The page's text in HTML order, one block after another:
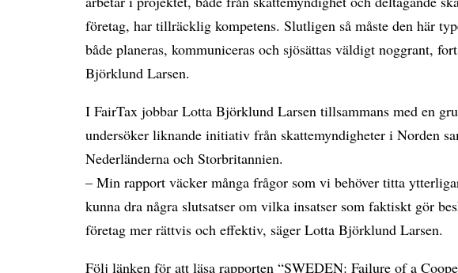
företag, har tillräcklig kompetens. Slutligen så måste den här
både planeras, kommuniceras och sjösättas väldigt noggrant,
Björklund Larsen.
I FairTax jobbar Lotta Björklund Larsen tillsammans med en
undersöker liknande initiativ från skattemyndigheter i Norden
Nederländerna och Storbritannien.
– Min rapport väcker många frågor som vi behöver titta
kunna dra några slutsatser om vilka insatser som faktiskt gör
företag mer rättvis och effektiv, säger Lotta Björklund Larsen.
Följ länken för att läsa rapporten “SWEDEN: Failure of a